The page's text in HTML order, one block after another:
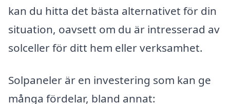
kan du hitta det bästa alternativet för din
situation, oavsett om du är intresserad av
solceller för ditt hem eller verksamhet.
Solpaneler är en investering som kan ge
många fördelar, bland annat: